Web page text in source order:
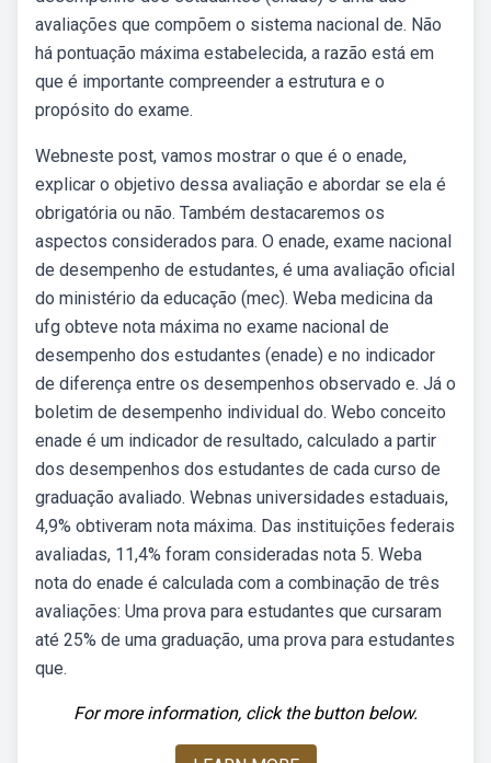
avaliações que compõem o sistema nacional de. Não
há pontuação máxima estabelecida, a razão está em
que é importante compreender a estrutura e o
propósito do exame.
Webneste post, vamos mostrar o que é o enade,
explicar o objetivo dessa avaliação e abordar se ela é
obrigatória ou não. Também destacaremos os
aspectos considerados para. O enade, exame nacional
de desempenho de estudantes, é uma avaliação oficial
do ministério da educação (mec). Weba medicina da
ufg obteve nota máxima no exame nacional de
desempenho dos estudantes (enade) e no indicador
de diferença entre os desempenhos observado e. Já o
boletim de desempenho individual do. Webo conceito
enade é um indicador de resultado, calculado a partir
dos desempenhos dos estudantes de cada curso de
graduação avaliado. Webnas universidades estaduais,
4,9% obtiveram nota máxima. Das instituições federais
avaliadas, 11,4% foram consideradas nota 5. Weba
nota do enade é calculada com a combinação de três
avaliações: Uma prova para estudantes que cursaram
até 25% de uma graduação, uma prova para estudantes
que.
For more information, click the button below.